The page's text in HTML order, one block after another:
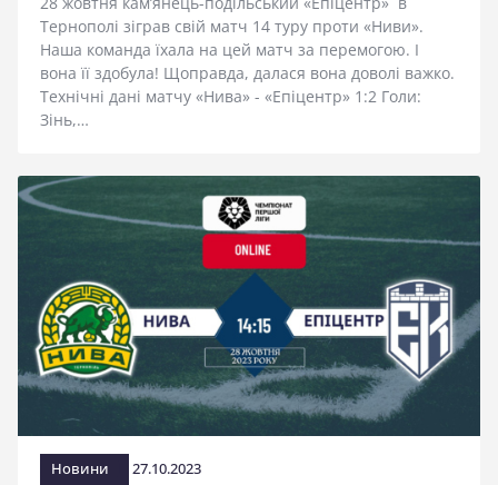
Тернополі зіграв свій матч 14 туру проти «Ниви».
Наша команда їхала на цей матч за перемогою. І
вона її здобула! Щоправда, далася вона доволі важко.
Технічні дані матчу «Нива» - «Епіцентр» 1:2 Голи:
Зінь,…
Новини 27.10.2023